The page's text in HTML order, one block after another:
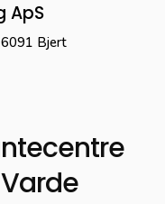
ApS
6091 Bjert